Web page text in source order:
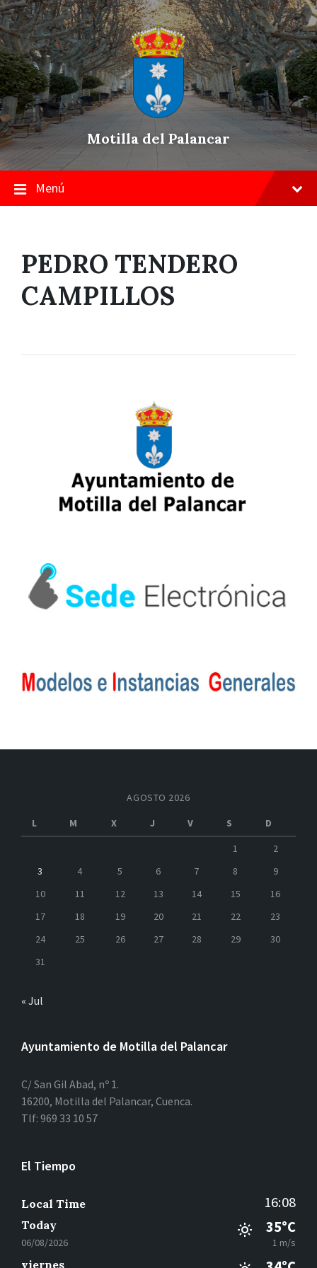
Skip
to
content
Saltar
a
la
navegación
principal
Saltar
a
pie
de
página
Motilla del Palancar
Menú
PEDRO TENDERO
CAMPILLOS
AGOSTO 2026
L
M X J V S
D
1
2
3
4 5 6 7 8
9
10
11 12 13 14 15
16
17
18 19 20 21 22
23
24
25 26 27 28 29
30
31
« Jul
Ayuntamiento de Motilla del Palancar
C/ San Gil Abad, nº 1.
16200, Motilla del Palancar, Cuenca.
Tlf: 969 33 10 57
El Tiempo
Local Time 16:08
Today
06/08/2026
35°C
1 m/s
viernes